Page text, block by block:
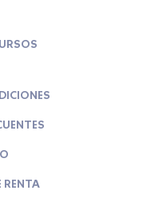
RENTA